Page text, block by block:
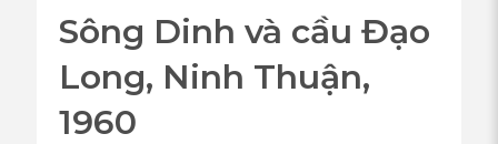
Sông Dinh và cầu Đạo
Long, Ninh Thuận,
1960